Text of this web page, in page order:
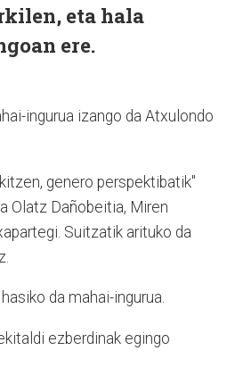
eta hala
ere.
ingurua izango da Atxulondo
genero perspektibatik"
Olatz Dañobeitia, Miren
Suitzatik arituko da
da mahai-ingurua.
ezberdinak egingo